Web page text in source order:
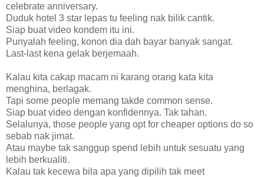
celebrate anniversary.
Duduk hotel 3 star lepas tu feeling nak bilik cantik.
Siap buat video kondem itu ini.
Punyalah feeling, konon dia dah bayar banyak sangat.
Last-last kena gelak berjemaah.
Kalau kita cakap macam ni karang orang kata kita
menghina, berlagak.
Tapi some people memang takde common sense.
Siap buat video dengan konfidennya. Tak tahan.
Selalunya, those people yang opt for cheaper options do so
sebab nak jimat.
Atau maybe tak sanggup spend lebih untuk sesuatu yang
lebih berkualiti.
Kalau tak kecewa bila apa yang dipilih tak meet